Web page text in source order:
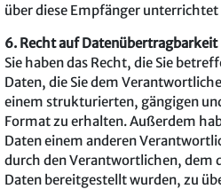
über diese Empfänger unterrichtet
6. Recht auf Datenübertragbarkeit
Sie haben das Recht, die Sie
Daten, die Sie dem
einem strukturierten, gängigen
Format zu erhalten. Außerdem
Daten einem anderen
durch den Verantwortlichen, dem
Daten bereitgestellt wurden, zu